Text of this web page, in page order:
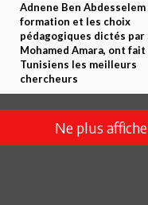
Adnene Ben Abdesselem
formation et les choix
pédagogiques dictés par
Mohamed Amara, ont fait
Tunisiens les meilleurs
chercheurs
Ne plus